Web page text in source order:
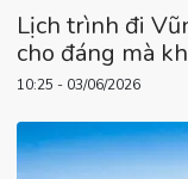
Lịch trình đi
cho đáng mà
10:25 - 03/06/2026